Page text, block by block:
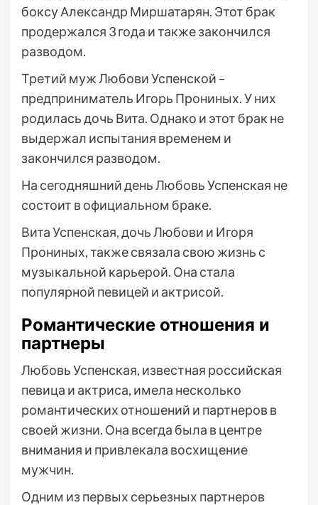
боксу Александр Миршатарян. Этот брак
продержался 3 года и также закончился
разводом.
Третий муж Любови Успенской –
предприниматель Игорь Прониных. У них
родилась дочь Вита. Однако и этот брак не
выдержал испытания временем и
закончился разводом.
На сегодняшний день Любовь Успенская не
состоит в официальном браке.
Вита Успенская, дочь Любови и Игоря
Прониных, также связала свою жизнь с
музыкальной карьерой. Она стала
популярной певицей и актрисой.
Романтические отношения и
партнеры
Любовь Успенская, известная российская
певица и актриса, имела несколько
романтических отношений и партнеров в
своей жизни. Она всегда была в центре
внимания и привлекала восхищение
мужчин.
Одним из первых серьезных партнеров